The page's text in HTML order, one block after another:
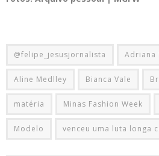
@felipe_jesusjornalista Adriana
Aline Medlley Bianca Vale
matéria Minas Fashion Week
Modelo venceu uma luta longa